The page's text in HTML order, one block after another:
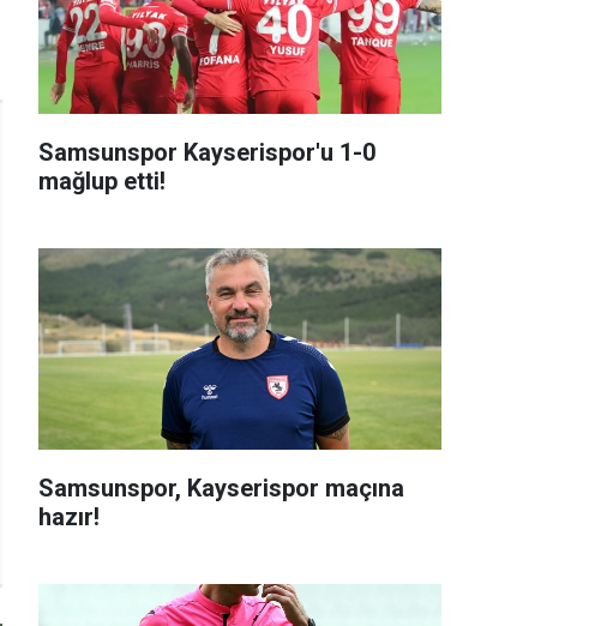
Samsunspor Kayserispor'u 1-0
mağlup etti!
Samsunspor, Kayserispor maçına
hazır!